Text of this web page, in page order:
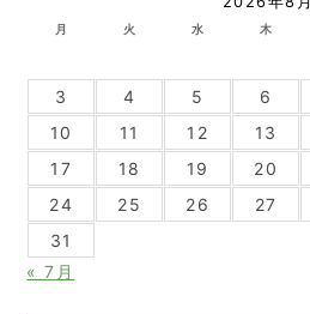
月 火 水 木
3
4 5 6
10
11 12 13
17
18 19 20
24
25 26 27
31
« 7月